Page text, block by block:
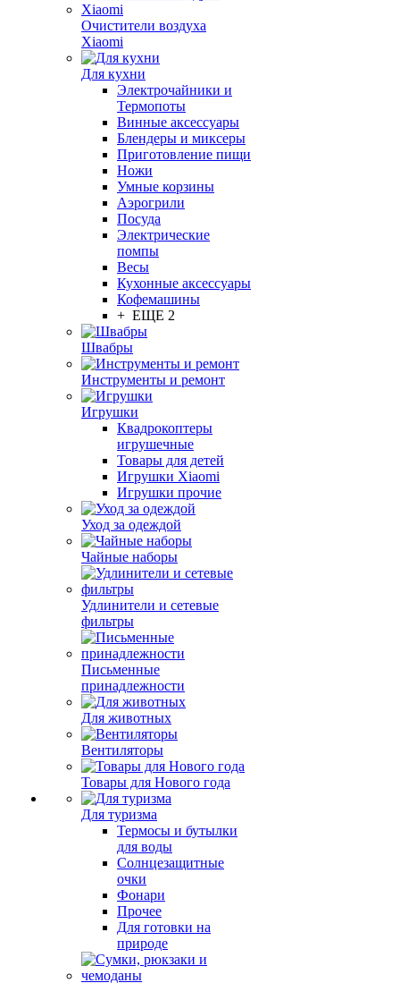
Очистители воздуха
Xiaomi
Для кухни
Электрочайники и
Термопоты
Винные аксессуары
Блендеры и миксеры
Приготовление пищи
Ножи
Умные корзины
Аэрогрили
Посуда
Электрические
помпы
Весы
Кухонные аксессуары
Кофемашины
+ ЕЩЕ 2
Швабры
Инструменты и ремонт
Игрушки
Квадрокоптеры
игрушечные
Товары для детей
Игрушки Xiaomi
Игрушки прочие
Уход за одеждой
Чайные наборы
Удлинители и сетевые
фильтры
Письменные
принадлежности
Для животных
Вентиляторы
Товары для Нового года
Для туризма
Термосы и бутылки
для воды
Солнцезащитные
очки
Фонари
Прочее
Для готовки на
природе